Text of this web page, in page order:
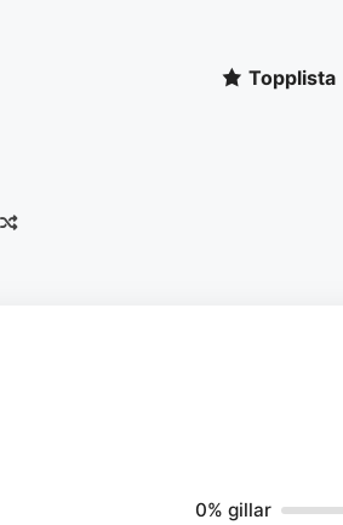
Topplista
0% gillar